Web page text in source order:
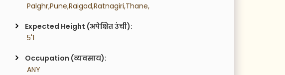
Palghr,Pune,Raigad,Ratnagiri,Thane,
Expected Height (अपेक्षित उंची):
5'1
Occupation (व्यवसाय):
ANY